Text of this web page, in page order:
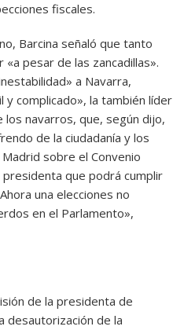
fiscales.
Barcina señaló que tanto
pesar de las zancadillas».
a Navarra,
y complicado», la también líder
navarros, que, según dijo,
de la ciudadanía y los
sobre el Convenio
que podrá cumplir
una elecciones no
en el Parlamento»,
de la presidenta de
desautorización de la